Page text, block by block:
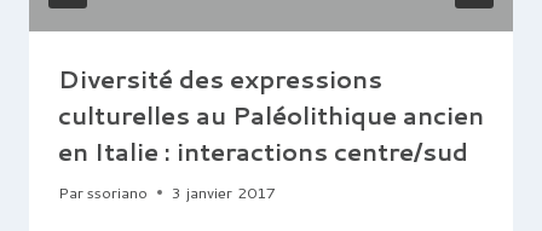
Diversité des expressions
culturelles au Paléolithique ancien
en Italie : interactions centre/sud
Parssoriano 3 janvier 2017